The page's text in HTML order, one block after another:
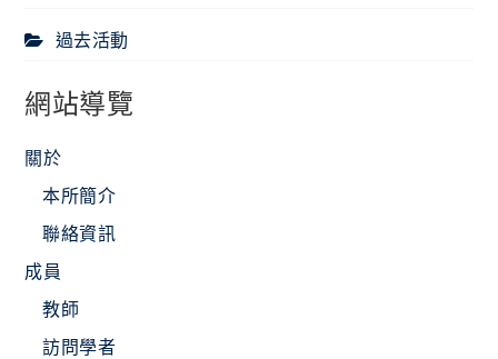
過去活動
網站導覽
關於
本所簡介
聯絡資訊
成員
教師
訪問學者